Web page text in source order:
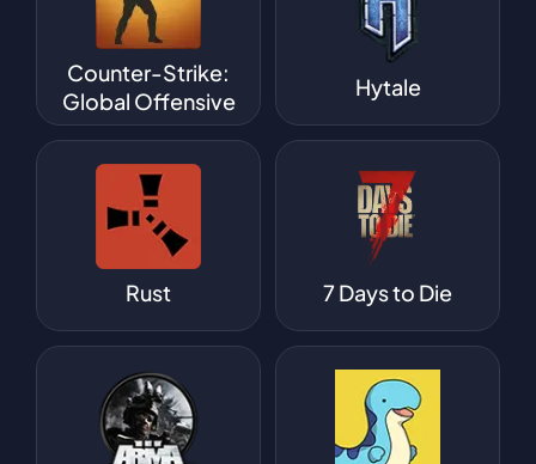
Counter-Strike:
Global Offensive
Hytale
Rust 7 Days to Die